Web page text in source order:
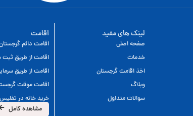
اقامت
اقامت دائم
اقامت از طریق
اقامت از طریق
اقامت موقت
خرید خانه در تفلیس
مشاهده کامل
لینک های مفید
صفحه اصلی
خدمات
اخذ اقامت گرجستان
وبلاگ
سوالات متداول